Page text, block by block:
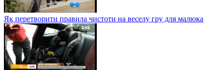
Як перетворити правила чистоти на веселу гру для малюка